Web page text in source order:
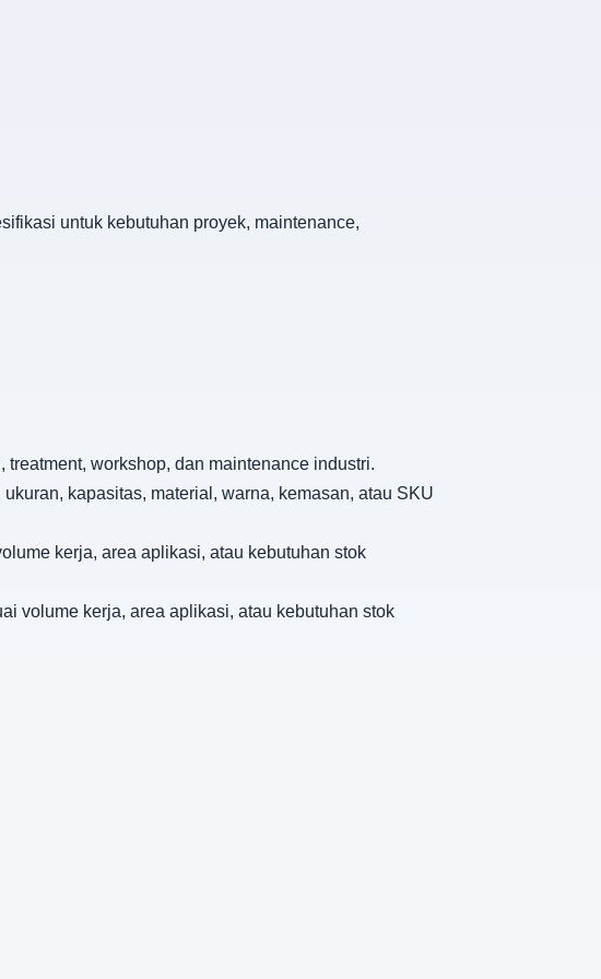
untuk kebutuhan proyek, maintenance,
workshop, dan maintenance industri.
kapasitas, material, warna, kemasan, atau SKU
kerja, area aplikasi, atau kebutuhan stok
volume kerja, area aplikasi, atau kebutuhan stok